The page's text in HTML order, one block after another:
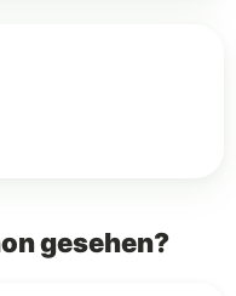
gesehen?